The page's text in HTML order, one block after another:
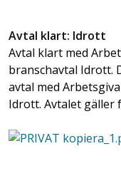
Avtal klart: Idrott
Avtal klart med
branschavtal Idrott.
avtal med
Idrott. Avtalet gäller